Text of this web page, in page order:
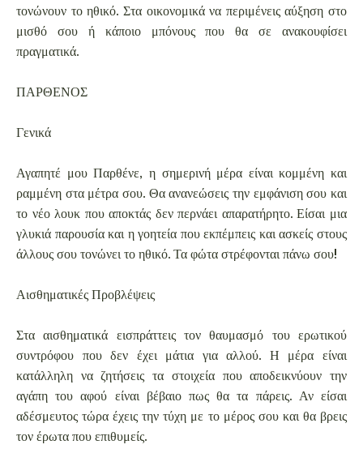
τονώνουν το ηθικό. Στα οικονομικά να περιμένεις αύξηση στο
μισθό σου ή κάποιο μπόνους που θα σε ανακουφίσει
πραγματικά.
ΠΑΡΘΕΝΟΣ
Γενικά
Αγαπητέ μου Παρθένε, η σημερινή μέρα είναι κομμένη και
ραμμένη στα μέτρα σου. Θα ανανεώσεις την εμφάνιση σου και
το νέο λουκ που αποκτάς δεν περνάει απαρατήρητο. Είσαι μια
γλυκιά παρουσία και η γοητεία που εκπέμπεις και ασκείς στους
άλλους σου τονώνει το ηθικό. Τα φώτα στρέφονται πάνω σου!
Αισθηματικές Προβλέψεις
Στα αισθηματικά εισπράττεις τον θαυμασμό του ερωτικού
συντρόφου που δεν έχει μάτια για αλλού. Η μέρα είναι
κατάλληλη να ζητήσεις τα στοιχεία που αποδεικνύουν την
αγάπη του αφού είναι βέβαιο πως θα τα πάρεις. Αν είσαι
αδέσμευτος τώρα έχεις την τύχη με το μέρος σου και θα βρεις
τον έρωτα που επιθυμείς.